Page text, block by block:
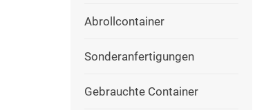
Abrollcontainer
Sonderanfertigungen
Gebrauchte Container